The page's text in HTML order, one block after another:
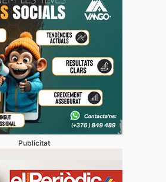
Publicitat